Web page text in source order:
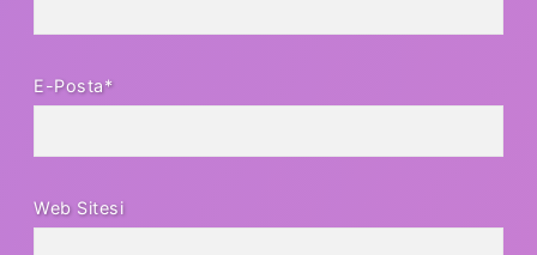
E-Posta*
Web Sitesi